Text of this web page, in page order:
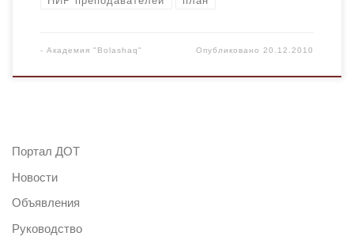
- Академия "Bolashaq" Опубликовано20.12.2010
Портал ДОТ
Новости
Объявления
Руководство